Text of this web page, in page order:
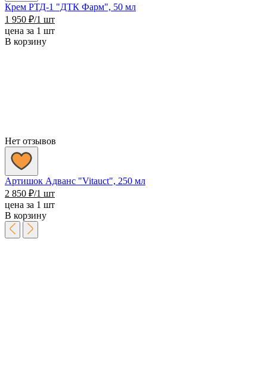
Крем РТД-1 "ДТК Фарм", 50 мл
1 950 ₽/1 шт
цена за 1 шт
В корзину
Нет отзывов
Артишок Адванс "Vitauct", 250 мл
2 850 ₽/1 шт
цена за 1 шт
В корзину